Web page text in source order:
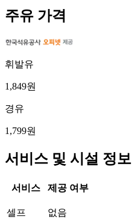
주유 가격
휘발유
1,849원
경유
1,799원
서비스 및 시설 정보
서비스 제공 여부
셀프 없음